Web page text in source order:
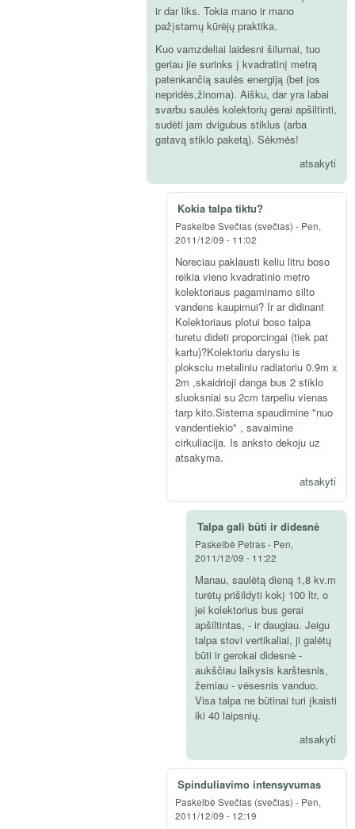
ir dar liks. Tokia mano ir mano
pažįstamų kūrėjų praktika.
Kuo vamzdeliai laidesni šilumai, tuo
geriau jie surinks į kvadratinį metrą
patenkančią saulės energiją (bet jos
nepridės,žinoma). Aišku, dar yra labai
svarbu saulės kolektorių gerai apšiltinti,
sudėti jam dvigubus stiklus (arba
gatavą stiklo paketą). Sėkmės!
atsakyti
Kokia talpa tiktu?
Paskelbė Svečias (svečias) - Pen,
2011/12/09 - 11:02
Noreciau paklausti keliu litru boso
reikia vieno kvadratinio metro
kolektoriaus pagaminamo silto
vandens kaupimui? Ir ar didinant
Kolektoriaus plotui boso talpa
turetu dideti proporcingai (tiek pat
kartu)?Kolektoriu darysiu is
ploksciu metaliniu radiatoriu 0.9m x
2m ,skaidrioji danga bus 2 stiklo
sluoksniai su 2cm tarpeliu vienas
tarp kito.Sistema spaudimine "nuo
vandentiekio" , savaimine
cirkuliacija. Is anksto dekoju uz
atsakyma.
atsakyti
Talpa gali būti ir didesnė
Paskelbė Petras- Pen,
2011/12/09 - 11:22
Manau, saulėtą dieną 1,8 kv.m
turėtų prišildyti kokį 100 ltr, o
jei kolektorius bus gerai
apšiltintas, - ir daugiau. Jeigu
talpa stovi vertikaliai, ji galėtų
būti ir gerokai didesnė -
aukščiau laikysis karštesnis,
žemiau - vėsesnis vanduo.
Visa talpa ne būtinai turi įkaisti
iki 40 laipsnių.
atsakyti
Spinduliavimo intensyvumas
Paskelbė Svečias (svečias) - Pen,
2011/12/09 - 12:19